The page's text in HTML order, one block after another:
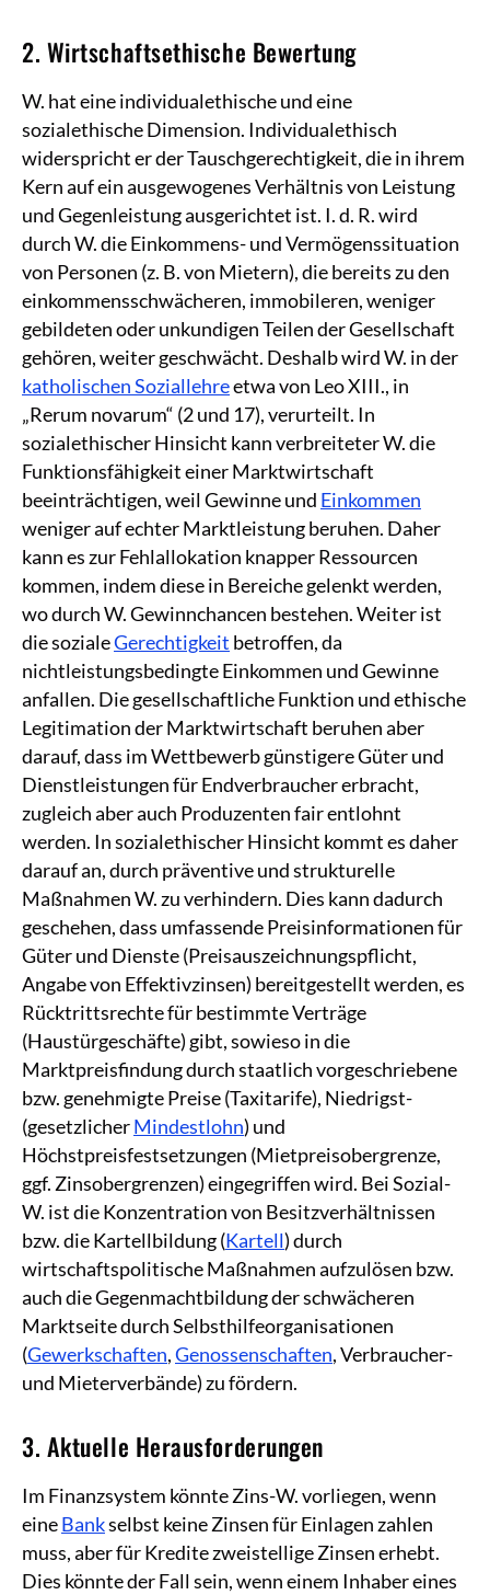
2. Wirtschaftsethische Bewertung
W. hat eine individualethische und eine
sozialethische Dimension. Individualethisch
widerspricht er der Tauschgerechtigkeit, die in ihrem
Kern auf ein ausgewogenes Verhältnis von Leistung
und Gegenleistung ausgerichtet ist. I. d. R. wird
durch W. die Einkommens- und Vermögenssituation
von Personen (z. B. von Mietern), die bereits zu den
einkommensschwächeren, immobileren, weniger
gebildeten oder unkundigen Teilen der Gesellschaft
gehören, weiter geschwächt. Deshalb wird W. in der
katholischen Soziallehreetwa von Leo XIII., in
„Rerum novarum“ (2 und 17), verurteilt. In
sozialethischer Hinsicht kann verbreiteter W. die
Funktionsfähigkeit einer Marktwirtschaft
beeinträchtigen, weil Gewinne und Einkommen
weniger auf echter Marktleistung beruhen. Daher
kann es zur Fehlallokation knapper Ressourcen
kommen, indem diese in Bereiche gelenkt werden,
wo durch W. Gewinnchancen bestehen. Weiter ist
die sozialeGerechtigkeit betroffen, da
nichtleistungsbedingte Einkommen und Gewinne
anfallen. Die gesellschaftliche Funktion und ethische
Legitimation der Marktwirtschaft beruhen aber
darauf, dass im Wettbewerb günstigere Güter und
Dienstleistungen für Endverbraucher erbracht,
zugleich aber auch Produzenten fair entlohnt
werden. In sozialethischer Hinsicht kommt es daher
darauf an, durch präventive und strukturelle
Maßnahmen W. zu verhindern. Dies kann dadurch
geschehen, dass umfassende Preisinformationen für
Güter und Dienste (Preisauszeichnungspflicht,
Angabe von Effektivzinsen) bereitgestellt werden, es
Rücktrittsrechte für bestimmte Verträge
(Haustürgeschäfte) gibt, sowieso in die
Marktpreisfindung durch staatlich vorgeschriebene
bzw. genehmigte Preise (Taxitarife), Niedrigst-
(gesetzlicherMindestlohn) und
Höchstpreisfestsetzungen (Mietpreisobergrenze,
ggf. Zinsobergrenzen) eingegriffen wird. Bei Sozial-
W. ist die Konzentration von Besitzverhältnissen
bzw. die Kartellbildung (Kartell) durch
wirtschaftspolitische Maßnahmen aufzulösen bzw.
auch die Gegenmachtbildung der schwächeren
Marktseite durch Selbsthilfeorganisationen
(Gewerkschaften,Genossenschaften, Verbraucher-
und Mieterverbände) zu fördern.
3. Aktuelle Herausforderungen
Im Finanzsystem könnte Zins-W. vorliegen, wenn
eineBankselbst keine Zinsen für Einlagen zahlen
muss, aber für Kredite zweistellige Zinsen erhebt.
Dies könnte der Fall sein, wenn einem Inhaber eines